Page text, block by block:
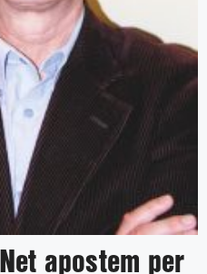
apostem per